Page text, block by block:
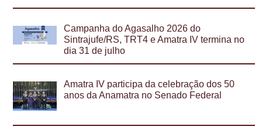
Campanha do Agasalho 2026 do
Sintrajufe/RS, TRT4 e Amatra IV termina no
dia 31 de julho
Amatra IV participa da celebração dos 50
anos da Anamatra no Senado Federal